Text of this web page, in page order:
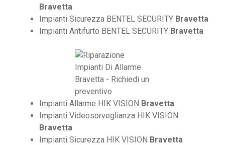
Bravetta
Impianti Sicurezza BENTEL SECURITY Bravetta
Impianti Antifurto BENTEL SECURITY Bravetta
Impianti Allarme HIK VISION Bravetta
Impianti Videosorveglianza HIK VISION
Bravetta
Impianti Sicurezza HIK VISION Bravetta